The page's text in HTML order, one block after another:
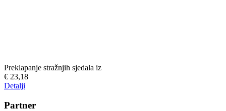
Preklapanje stražnjih sjedala iz
€ 23,18
Detalji
Partner